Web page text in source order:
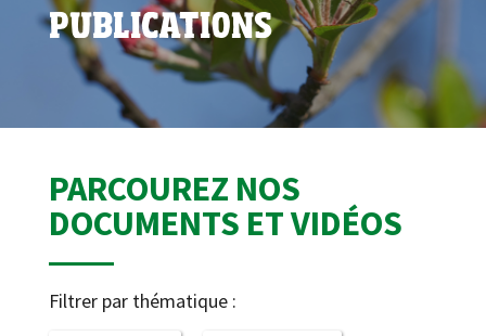
PUBLICATIONS
PARCOUREZ NOS
DOCUMENTS ET VIDÉOS
Filtrer par thématique :